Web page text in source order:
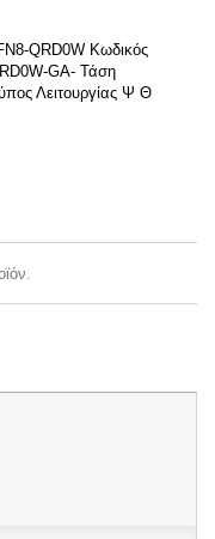
QRD0W Κωδικός
GA- Τάση
Λειτουργίας Ψ Θ